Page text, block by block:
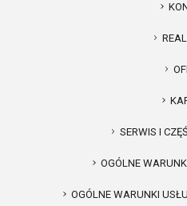
SERWIS I
OGÓLNE
OGÓLNE WARUNKI